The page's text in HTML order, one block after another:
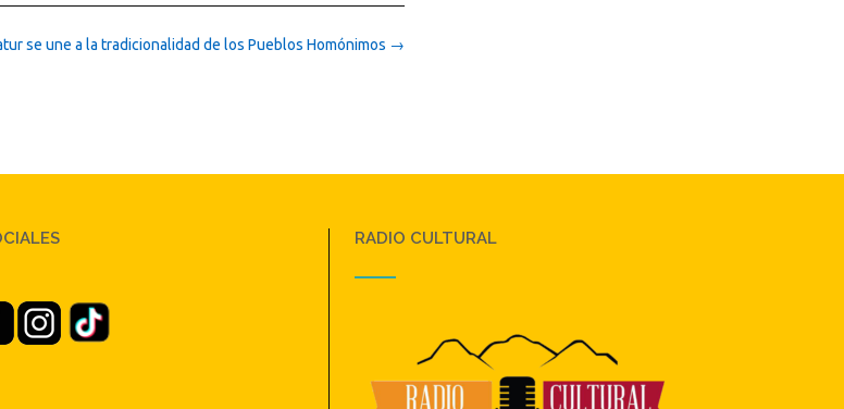
se une a la tradicionalidad de los Pueblos Homónimos →
RADIO CULTURAL